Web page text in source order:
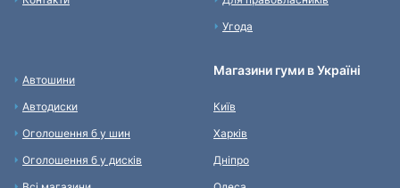
Угода
Автошини
Автодиски
Оголошення б у шин
Оголошення б у дисків
Магазини гуми в Україні
Київ
Харків
Дніпро